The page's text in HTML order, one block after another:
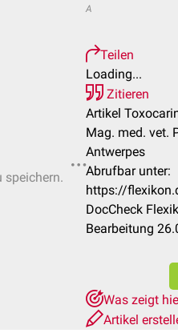
speichern.
A
Teilen
Loading...
Zitieren
Artikel
Mag. med. vet.
Antwerpes
Abrufbar unter:
https://
DocCheck
Bearbeitung
Was zeigt
Artikel